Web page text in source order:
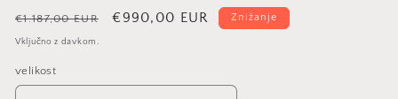
Redna
cena
€1.187,00 EUR
Znižana
€990,00 EUR Znižanje
Vključno z davkom.
velikost